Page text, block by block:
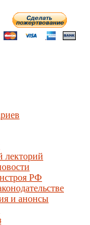
лекторий
РФ
и анонсы